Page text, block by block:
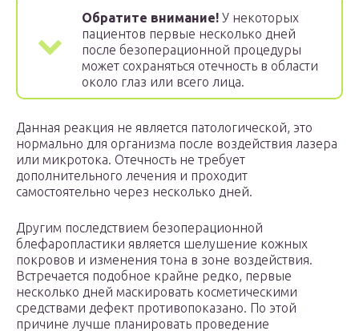
Обратите внимание! У некоторых
пациентов первые несколько дней
после безоперационной процедуры
может сохраняться отечность в области
около глаз или всего лица.
Данная реакция не является патологической, это
нормально для организма после воздействия лазера
или микротока. Отечность не требует
дополнительного лечения и проходит
самостоятельно через несколько дней.
Другим последствием безоперационной
блефаропластики является шелушение кожных
покровов и изменения тона в зоне воздействия.
Встречается подобное крайне редко, первые
несколько дней маскировать косметическими
средствами дефект противопоказано. По этой
причине лучше планировать проведение